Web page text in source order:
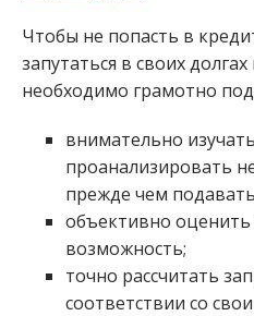
Чтобы не попасть в
запутаться в своих
необходимо грамотно
внимательно
проанализировать
прежде чем
объективно
возможность;
точно рассчитать
соответствии со